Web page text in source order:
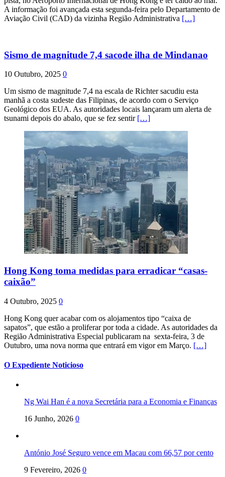
A informação foi avançada esta segunda-feira pelo Departamento de
Aviação Civil (CAD) da vizinha Região Administrativa […]
Sismo de magnitude 7,4 sacode ilha de Mindanao
10 Outubro, 2025 0
Um sismo de magnitude 7,4 na escala de Richter sacudiu esta
manhã a costa sudeste das Filipinas, de acordo com o Serviço
Geológico dos EUA. As autoridades locais lançaram um alerta de
tsunami depois do abalo, que se fez sentir […]
Hong Kong toma medidas para erradicar “casas-
caixão”
4 Outubro, 2025 0
Hong Kong quer acabar com os alojamentos tipo “caixa de
sapatos”, que estão a proliferar por toda a cidade. As autoridades da
Região Administrativa Especial publicaram na sexta-feira, 3 de
Outubro, uma nova norma que entrará em vigor em Março. […]
O Expediente Noticioso
Ng Wai Han é a nova Secretária para a Economia e Finanças
16 Junho, 2026 0
António José Seguro vence em Macau com 66,57 por cento
9 Fevereiro, 2026 0